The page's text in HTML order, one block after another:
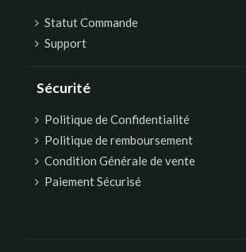
Statut Commande
Support
Sécurité
Politique de Confidentialité
Politique de remboursement
Condition Générale de vente
Paiement Sécurisé